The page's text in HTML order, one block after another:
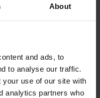
About
and ads, to
to analyse our traffic.
your use of our site with
analytics partners who